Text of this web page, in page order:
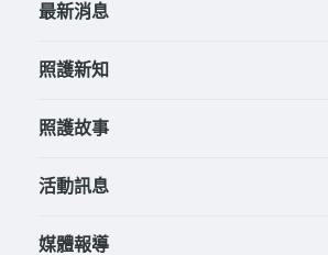
最新消息
照護新知
照護故事
活動訊息
媒體報導